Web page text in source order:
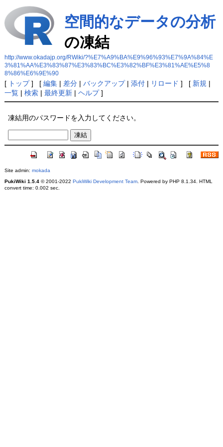
空間的なデータの分析
の凍結
http://www.okadajp.org/RWiki/?%E7%A9%BA%E9%96%93%E7%9A%84%E
3%81%AA%E3%83%87%E3%83%BC%E3%82%BF%E3%81%AE%E5%8
8%86%E6%9E%90
[ トップ] [ 編集| 差分| バックアップ| 添付| リロード ] [ 新規 |
一覧| 検索| 最終更新| ヘルプ]
凍結用のパスワードを入力してください。
Site admin: mokada
PukiWiki 1.5.4© 2001-2022 PukiWiki Development Team. Powered by PHP 8.1.34. HTML
convert time: 0.002 sec.